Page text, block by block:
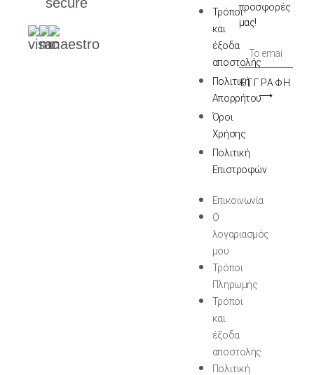
Τρόποι
και
έξοδα
αποστολής
Πολιτική
Απορρήτου
Όροι
Χρήσης
Πολιτική
Επιστροφών
Επικοινωνία
Ο
λογαριασμός
μου
Τρόποι
Πληρωμής
Τρόποι
και
έξοδα
αποστολής
Πολιτική
προσφορές
μας!
ΕΓΓΡΑΦΉ
⟶